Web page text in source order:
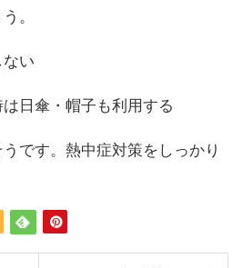
。
い
日傘・帽子も利用する
です。熱中症対策をしっかり